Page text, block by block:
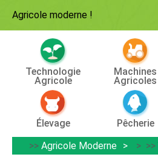
Agricole moderne !
Technologie
Agricole
Machines
Agricoles
Élevage Pêcherie
>> Agricole Moderne > >>